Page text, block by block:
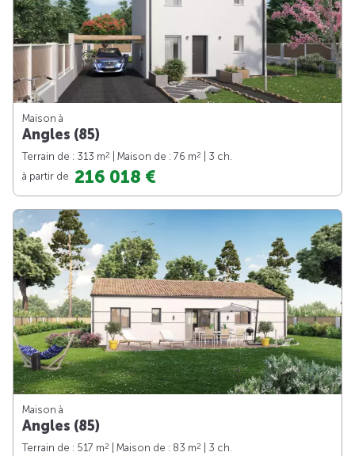
Maison à
Angles (85)
Terrain de : 313 m2 | Maison de : 76 m2
| 3 ch.
à partir de 216 018 €
Maison à
Angles (85)
Terrain de : 517 m2 | Maison de : 83 m2
| 3 ch.